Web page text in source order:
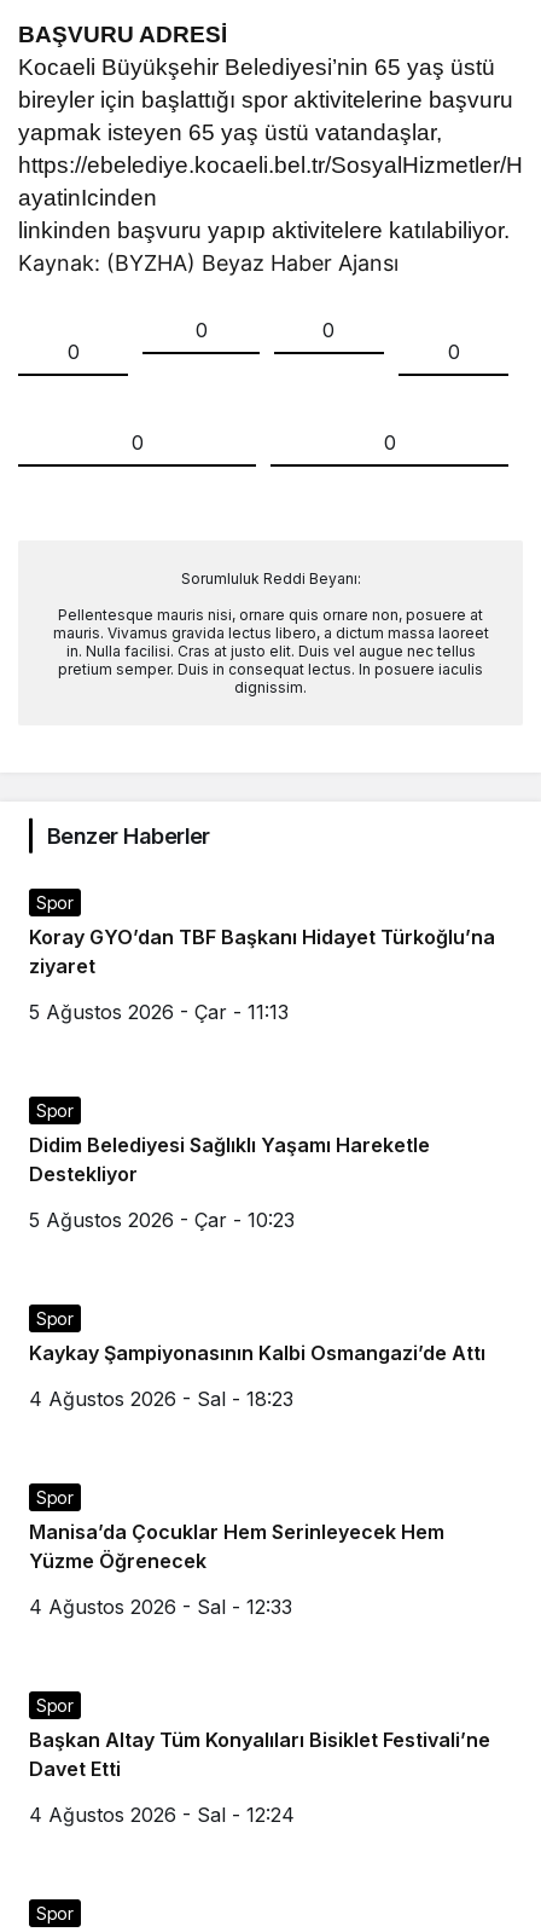
BAŞVURU ADRESİ
Kocaeli Büyükşehir Belediyesi’nin 65 yaş üstü
bireyler için başlattığı spor aktivitelerine başvuru
yapmak isteyen 65 yaş üstü vatandaşlar,
https://ebelediye.kocaeli.bel.tr/SosyalHizmetler/H
ayatinIcinden
linkinden başvuru yapıp aktivitelere katılabiliyor.
Kaynak: (BYZHA) Beyaz Haber Ajansı
0
0
0
0
0 0
Sorumluluk Reddi Beyanı:
Pellentesque mauris nisi, ornare quis ornare non, posuere at
mauris. Vivamus gravida lectus libero, a dictum massa laoreet
in. Nulla facilisi. Cras at justo elit. Duis vel augue nec tellus
pretium semper. Duis in consequat lectus. In posuere iaculis
dignissim.
Benzer Haberler
Spor
Koray GYO’dan TBF Başkanı Hidayet Türkoğlu’na
ziyaret
5 Ağustos 2026 - Çar - 11:13
Spor
Didim Belediyesi Sağlıklı Yaşamı Hareketle
Destekliyor
5 Ağustos 2026 - Çar - 10:23
Spor
Kaykay Şampiyonasının Kalbi Osmangazi’de Attı
4 Ağustos 2026 - Sal - 18:23
Spor
Manisa’da Çocuklar Hem Serinleyecek Hem
Yüzme Öğrenecek
4 Ağustos 2026 - Sal - 12:33
Spor
Başkan Altay Tüm Konyalıları Bisiklet Festivali’ne
Davet Etti
4 Ağustos 2026 - Sal - 12:24
Spor